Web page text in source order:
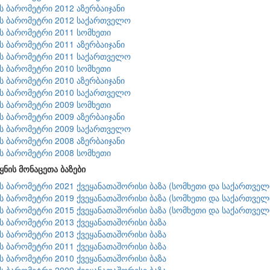
ბარომეტრი 2012 აზერბაიჯანი
ბარომეტრი 2012 საქართველო
ბარომეტრი 2011 სომხეთი
ბარომეტრი 2011 აზერბაიჯანი
ბარომეტრი 2011 საქართველო
ბარომეტრი 2010 სომხეთი
ბარომეტრი 2010 აზერბაიჯანი
ბარომეტრი 2010 საქართველო
ბარომეტრი 2009 სომხეთი
ბარომეტრი 2009 აზერბაიჯანი
ბარომეტრი 2009 საქართველო
ბარომეტრი 2008 აზერბაიჯანი
ბარომეტრი 2008 სომხეთი
მონაცეთა ბაზები
ბარომეტრი 2021 ქვეყანათაშორისი ბაზა (სომხეთი და
ბარომეტრი 2019 ქვეყანათაშორისი ბაზა (სომხეთი და
ბარომეტრი 2015 ქვეყანათაშორისი ბაზა (სომხეთი და
ბარომეტრი 2013 ქვეყანათაშორისი ბაზა
ბარომეტრი 2013 ქვეყანათაშორისი ბაზა
ბარომეტრი 2011 ქვეყანათაშორისი ბაზა
ბარომეტრი 2010 ქვეყანათაშორისი ბაზა